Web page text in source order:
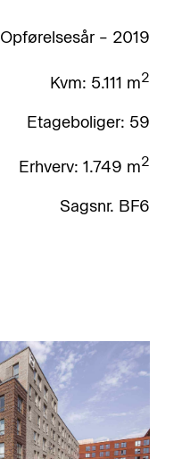
Opførelsesår – 2019
Kvm: 5.111 m2
Etageboliger: 59
Erhverv: 1.749 m2
Sagsnr. BF6